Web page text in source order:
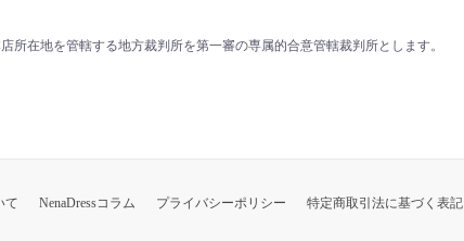
所在地を管轄する地方裁判所を第一審の専属的合意管轄裁判所とします。
て NenaDressコラム プライバシーポリシー 特定商取引法に基づく表記